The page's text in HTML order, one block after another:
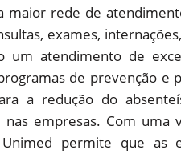
maior rede de
exames,
um atendimento de
de prevenção e
a redução do
empresas. Com uma
permite que as